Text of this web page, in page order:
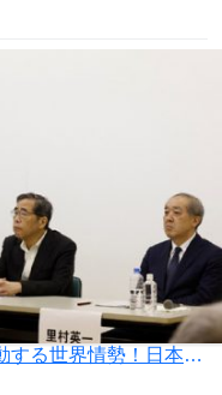
7月20日第3回国際フォーラム「激動する世界情勢！日本の針路を問う」開催